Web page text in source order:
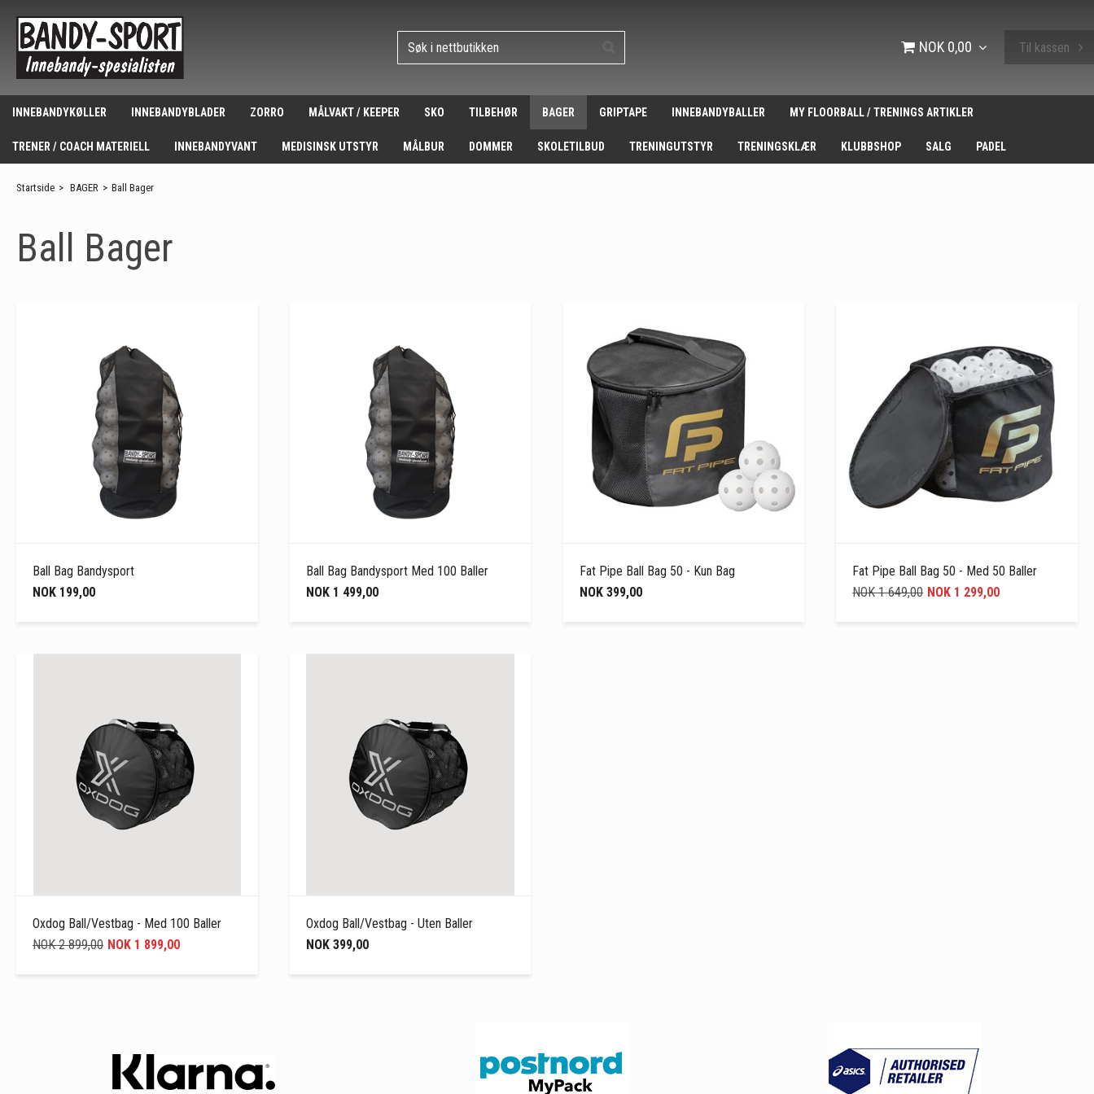
NOK 0,00 Til kassen
INNEBANDYKØLLER INNEBANDYBLADER ZORRO MÅLVAKT / KEEPER SKO TILBEHØR BAGER GRIPTAPE INNEBANDYBALLER MY FLOORBALL / TRENINGS ARTIKLER
TRENER / COACH MATERIELL INNEBANDYVANT MEDISINSK UTSTYR MÅLBUR DOMMER SKOLETILBUD TRENINGUTSTYR TRENINGSKLÆR KLUBBSHOP SALG PADEL
Startside > BAGER > Ball Bager
Ball Bager
Ball Bag Bandysport
NOK 199,00
Ball Bag Bandysport Med 100 Baller
NOK 1 499,00
Fat Pipe Ball Bag 50 - Kun Bag
NOK 399,00
Fat Pipe Ball Bag 50 - Med 50 Baller
NOK 1 299,00
NOK 1 649,00
Oxdog Ball/Vestbag - Med 100 Baller
NOK 1 899,00
NOK 2 899,00
Oxdog Ball/Vestbag - Uten Baller
NOK 399,00